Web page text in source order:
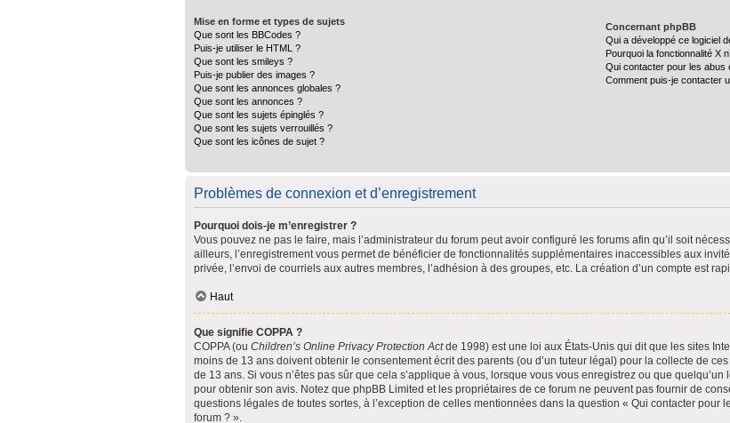
Mise en forme et types de sujets
Que sont les BBCodes ?
Puis-je utiliser le HTML ?
Que sont les smileys ?
Puis-je publier des images ?
Que sont les annonces globales ?
Que sont les annonces ?
Que sont les sujets épinglés ?
Que sont les sujets verrouillés ?
Que sont les icônes de sujet ?
Concernant phpBB
Qui a développé ce logiciel
Pourquoi la fonctionnalité X
Qui contacter pour les abus
Comment puis-je contacter
Problèmes de connexion et d’enregistrement
Pourquoi dois-je m’enregistrer ?
Vous pouvez ne pas le faire, mais l’administrateur du forum peut avoir configuré les forums afin qu’il soit
ailleurs, l’enregistrement vous permet de bénéficier de fonctionnalités supplémentaires inaccessibles aux
privée, l’envoi de courriels aux autres membres, l’adhésion à des groupes, etc. La création d’un compte est
Haut
Que signifie COPPA ?
COPPA (ou Children’s Online Privacy Protection Actde 1998) est une loi aux États-Unis qui dit que les sites
moins de 13 ans doivent obtenir le consentement écrit des parents (ou d’un tuteur légal) pour la collecte de
de 13 ans. Si vous n’êtes pas sûr que cela s’applique à vous, lorsque vous vous enregistrez ou que
pour obtenir son avis. Notez que phpBB Limited et les propriétaires de ce forum ne peuvent pas fournir de
questions légales de toutes sortes, à l’exception de celles mentionnées dans la question « Qui contacter pour
forum ? ».